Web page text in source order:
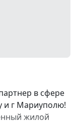
в сфере
и г Мариуполю!
жилой